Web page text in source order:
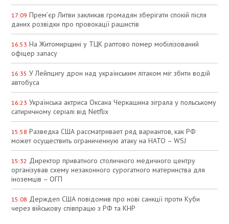
17:09 Прем’єр Литви закликав громадян зберігати спокій після
даних розвідки про провокації рашистів
16:53 На Житомирщині у ТЦК раптово помер мобілізований
офіцер запасу
16:35 У Лейпцигу дрон над українським літаком міг збити водій
автобуса
16:23 Українська актриса Оксана Черкашина зіграла у польському
сатиричному серіалі від Netflix
15:58 Разведка США рассматривает ряд вариантов, как РФ
может осуществить ограниченную атаку на НАТО – WSJ
15:32 Директор приватного столичного медичного центру
організував схему незаконного сурогатного материнства для
іноземців – ОГП
15:08 Держдеп США повідомив про нові санкції проти Куби
через військову співпрацю з РФ та КНР